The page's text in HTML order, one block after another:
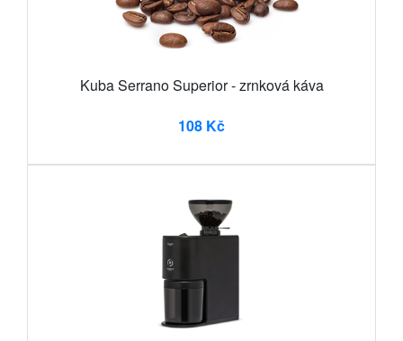
Kuba Serrano Superior - zrnková káva
108 Kč